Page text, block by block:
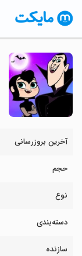
آخرین بروزرسانی
حجم
نوع
دسته‌بندی
سازنده